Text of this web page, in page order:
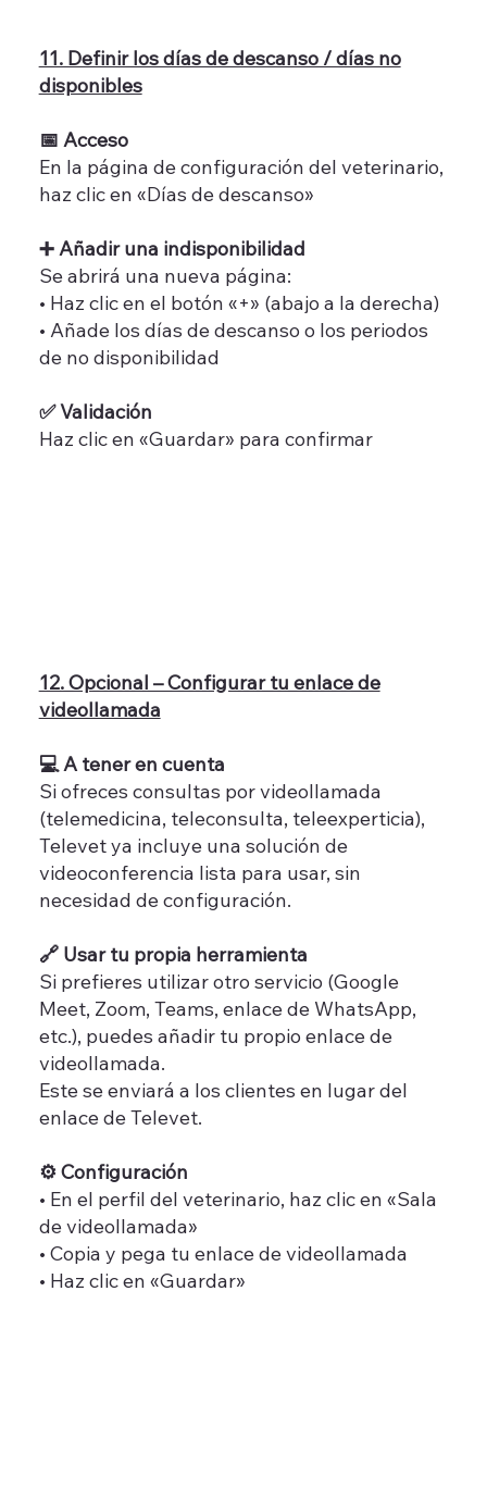
11. Definir los días de descanso / días no
disponibles
📅 Acceso
En la página de configuración del veterinario,
haz clic en «Días de descanso»
➕ Añadir una indisponibilidad
Se abrirá una nueva página:
• Haz clic en el botón «+» (abajo a la derecha)
• Añade los días de descanso o los periodos
de no disponibilidad
✅ Validación
Haz clic en «Guardar» para confirmar
12. Opcional – Configurar tu enlace de
videollamada
💻 A tener en cuenta
Si ofreces consultas por videollamada
(telemedicina, teleconsulta, teleexperticia),
Televet ya incluye una solución de
videoconferencia lista para usar, sin
necesidad de configuración.
🔗 Usar tu propia herramienta
Si prefieres utilizar otro servicio (Google
Meet, Zoom, Teams, enlace de WhatsApp,
etc.), puedes añadir tu propio enlace de
videollamada.
Este se enviará a los clientes en lugar del
enlace de Televet.
⚙️ Configuración
• En el perfil del veterinario, haz clic en «Sala
de videollamada»
• Copia y pega tu enlace de videollamada
• Haz clic en «Guardar»